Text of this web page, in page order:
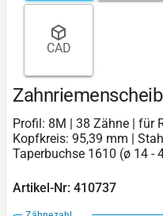
CAD
Profil: 8M | 38 Zähne | für
Kopfkreis: 95,39 mm |
Taperbuchse 1610 (ø 14 -
Artikel-Nr: 410737